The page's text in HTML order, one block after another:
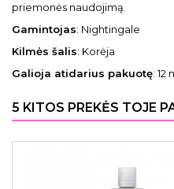
priemonės naudojimą.
Gamintojas: Nightingale
Kilmės šalis: Korėja
Galioja atidarius pakuotę: 12
5 KITOS PREKĖS TOJE